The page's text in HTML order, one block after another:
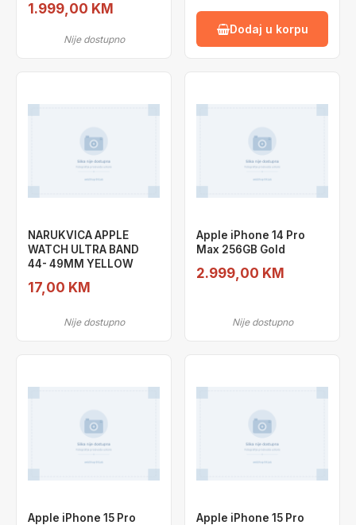
1.999,00 KM
Nije dostupno
Dodaj u korpu
NARUKVICA APPLE
WATCH ULTRA BAND
44- 49MM YELLOW
17,00 KM
Nije dostupno
Apple iPhone 14 Pro
Max 256GB Gold
2.999,00 KM
Nije dostupno
Apple iPhone 15 Pro
Apple iPhone 15 Pro